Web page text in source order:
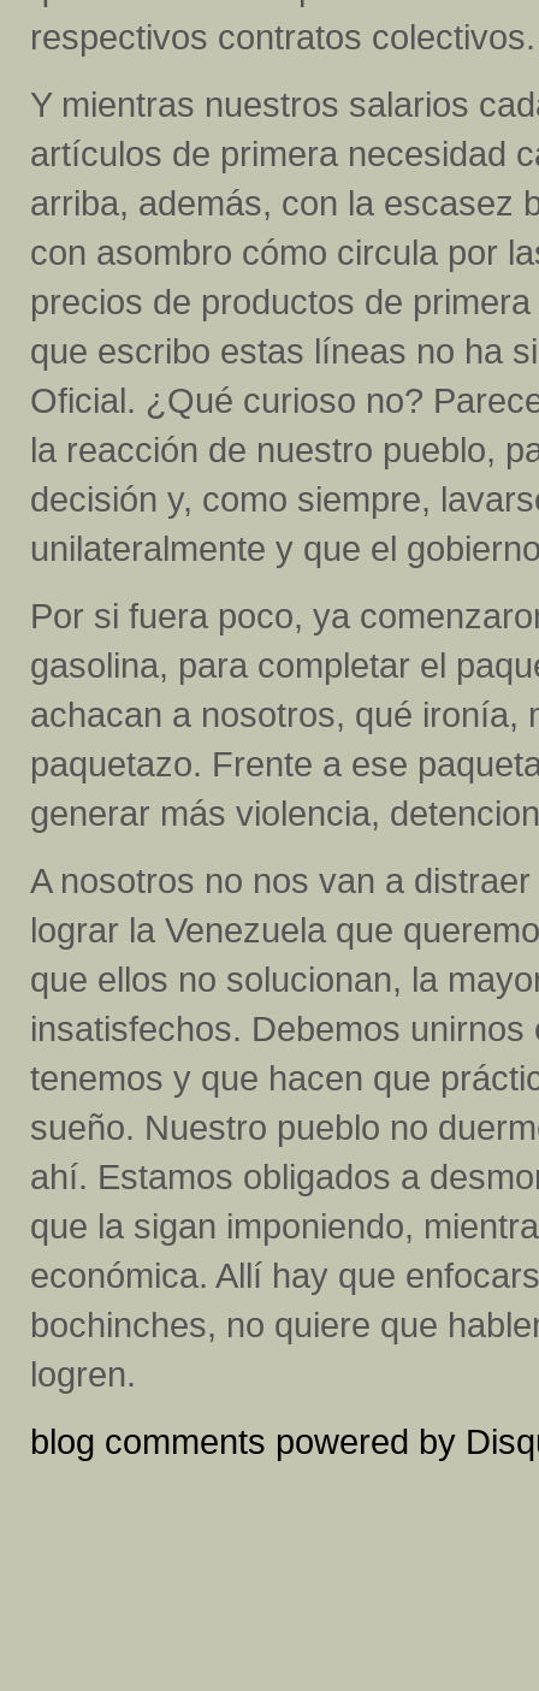
respectivos contratos colectivos.
Y mientras nuestros salarios
artículos de primera necesidad
arriba, además, con la escasez
con asombro cómo circula por
precios de productos de
que escribo estas líneas no ha
Oficial. ¿Qué curioso no?
la reacción de nuestro pueblo,
decisión y, como siempre,
unilateralmente y que el
Por si fuera poco, ya
gasolina, para completar el
achacan a nosotros, qué ironía,
paquetazo. Frente a ese
generar más violencia,
A nosotros no nos van a
lograr la Venezuela que
que ellos no solucionan, la
insatisfechos. Debemos
tenemos y que hacen que
sueño. Nuestro pueblo no
ahí. Estamos obligados a
que la sigan imponiendo,
económica. Allí hay que
bochinches, no quiere que
logren.
blog comments powered by